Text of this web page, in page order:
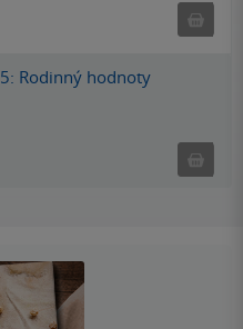
Rodinný hodnoty